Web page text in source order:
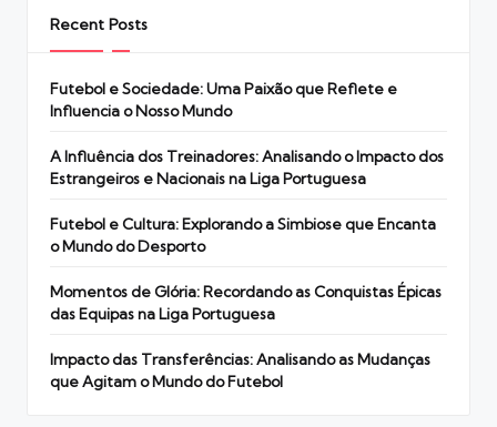
Recent Posts
Futebol e Sociedade: Uma Paixão que Reflete e
Influencia o Nosso Mundo
A Influência dos Treinadores: Analisando o Impacto dos
Estrangeiros e Nacionais na Liga Portuguesa
Futebol e Cultura: Explorando a Simbiose que Encanta
o Mundo do Desporto
Momentos de Glória: Recordando as Conquistas Épicas
das Equipas na Liga Portuguesa
Impacto das Transferências: Analisando as Mudanças
que Agitam o Mundo do Futebol